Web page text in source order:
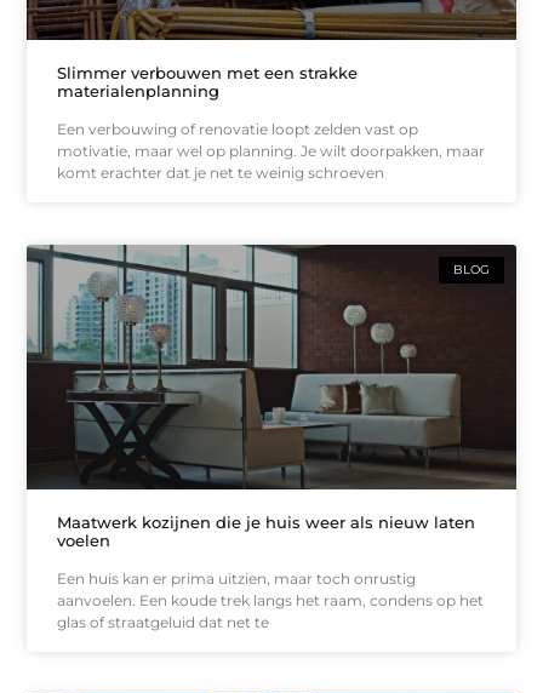
Slimmer verbouwen met een strakke
materialenplanning
Een verbouwing of renovatie loopt zelden vast op
motivatie, maar wel op planning. Je wilt doorpakken, maar
komt erachter dat je net te weinig schroeven
BLOG
Maatwerk kozijnen die je huis weer als nieuw laten
voelen
Een huis kan er prima uitzien, maar toch onrustig
aanvoelen. Een koude trek langs het raam, condens op het
glas of straatgeluid dat net te